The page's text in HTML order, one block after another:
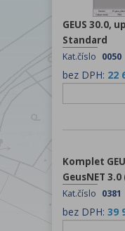
GEUS 30.0,
Standard
Kat.číslo 0050
bez DPH: 22
Komplet
GeusNET
Kat.číslo 0381
bez DPH: 39